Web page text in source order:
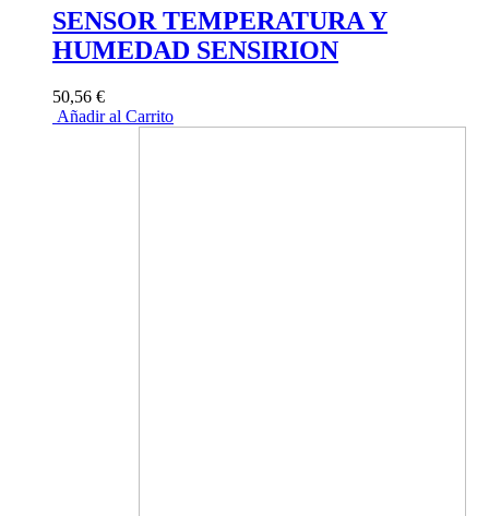
SENSOR TEMPERATURA Y
HUMEDAD SENSIRION
50,56 €
Añadir al Carrito